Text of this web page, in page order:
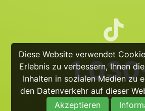
Diese Website verwendet
Erlebnis zu verbessern, Ihnen
Inhalten in sozialen Medien zu
den Datenverkehr auf dieser
Akzeptieren